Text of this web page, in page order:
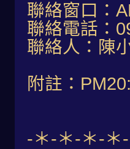
聯絡窗口：
聯絡電話：
聯絡人：陳
附註：
-＊-＊-＊-＊